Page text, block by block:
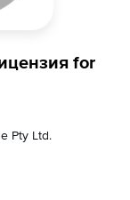
for
Pty Ltd.